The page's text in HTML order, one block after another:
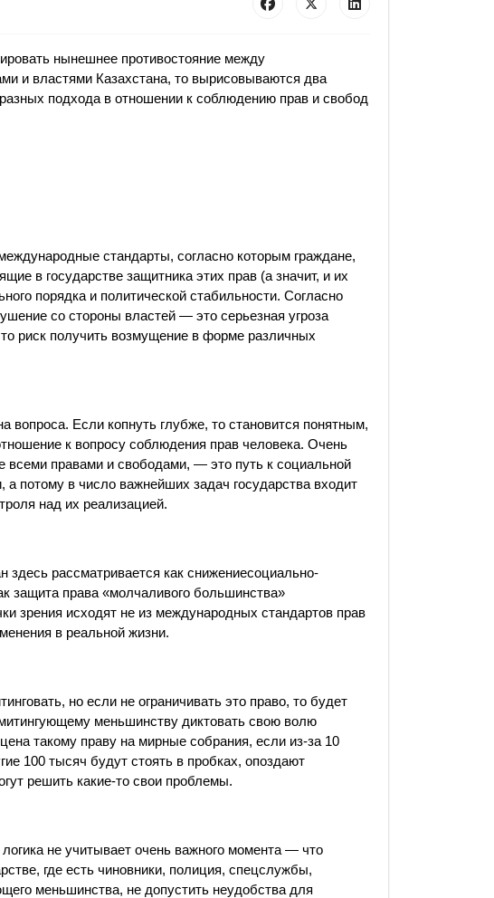
нынешнее противостояние между
и властями Казахстана, то вырисовываются два
подхода в отношении к соблюдению прав и свобод
стандарты, согласно которым граждане,
в государстве защитника этих прав (а значит, и их
порядка и политической стабильности. Согласно
со стороны властей — это серьезная угроза
риск получить возмущение в форме различных
вопроса. Если копнуть глубже, то становится понятным,
к вопросу соблюдения прав человека. Очень
правами и свободами, — это путь к социальной
а потому в число важнейших задач государства входит
над их реализацией.
здесь рассматривается как снижениесоциально-
защита права «молчаливого большинства»
зрения исходят не из международных стандартов прав
в реальной жизни.
но если не ограничивать это право, то будет
меньшинству диктовать свою волю
такому праву на мирные собрания, если из-за 10
100 тысяч будут стоять в пробках, опоздают
решить какие-то свои проблемы.
не учитывает очень важного момента — что
где есть чиновники, полиция, спецслужбы,
меньшинства, не допустить неудобства для